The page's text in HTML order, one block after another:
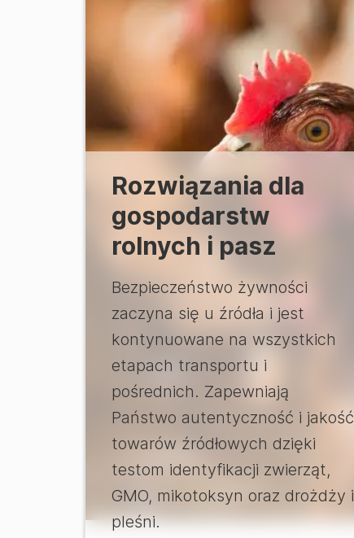
Rozwiązania dla
gospodarstw
rolnych i pasz
Bezpieczeństwo żywności
zaczyna się u źródła i jest
kontynuowane na wszystkich
etapach transportu i
pośrednich. Zapewniają
Państwo autentyczność i jakość
towarów źródłowych dzięki
testom identyfikacji zwierząt,
GMO, mikotoksyn oraz drożdży i
pleśni.